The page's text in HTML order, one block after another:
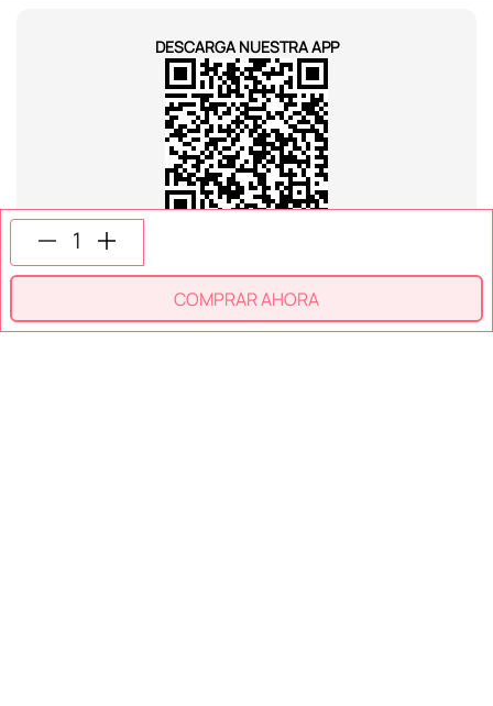
COMPRAR AHORA
DESCARGA NUESTRA APP
SECCIONES